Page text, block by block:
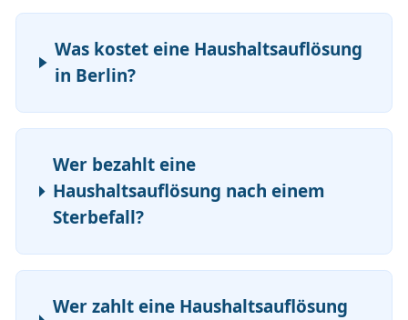
Was kostet eine Haushaltsauflösung
in Berlin?
Wer bezahlt eine
Haushaltsauflösung nach einem
Sterbefall?
Wer zahlt eine Haushaltsauflösung